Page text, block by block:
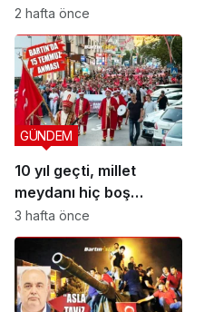
yeni yargı düzeni
2 hafta önce
10 yıl geçti, millet
meydanı hiç boş
bırakmadı
GÜNDEM
3 hafta önce